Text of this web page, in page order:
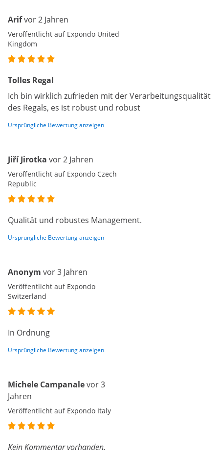
Arifvor 2 Jahren
Veröffentlicht auf Expondo United
Kingdom
Tolles Regal
Ich bin wirklich zufrieden mit der Verarbeitungsqualität
des Regals, es ist robust und robust
Ursprüngliche Bewertung anzeigen
Jiří Jirotka vor 2 Jahren
Veröffentlicht auf Expondo Czech
Republic
Qualität und robustes Management.
Ursprüngliche Bewertung anzeigen
Anonym vor 3 Jahren
Veröffentlicht auf Expondo
Switzerland
In Ordnung
Ursprüngliche Bewertung anzeigen
Michele Campanalevor 3
Jahren
Veröffentlicht auf Expondo Italy
Kein Kommentar vorhanden.